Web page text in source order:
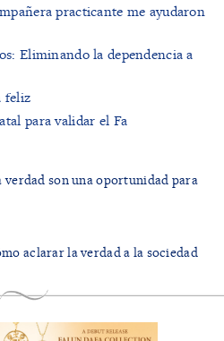
practicante me ayudaron
Eliminando la dependencia a
feliz
para validar el Fa
verdad son una oportunidad para
aclarar la verdad a la sociedad